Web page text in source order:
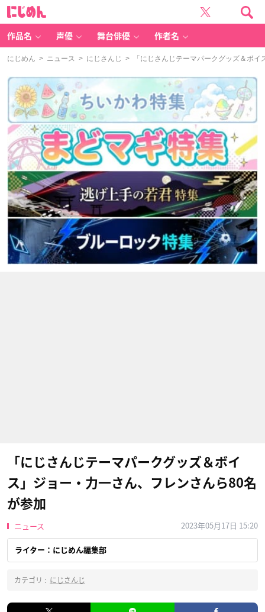
作品名 声優 舞台俳優 作者名
にじめん > ニュース > にじさんじ > 「にじさんじテーマパークグッズ＆ボイ
「にじさんじテーマパークグッズ＆ボイ
ス」ジョー・力一さん、フレンさんら80名
が参加
ニュース 2023年05月17日 15:20
ライター：にじめん編集部
カテゴリ : にじさんじ